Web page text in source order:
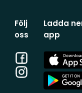
Följ
oss
Facebook
Instagram
Ladda
app
App
Store
App
Store